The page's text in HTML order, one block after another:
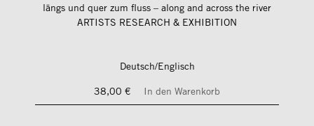
längs und quer zum fluss – along and across the river
ARTISTS RESEARCH & EXHIBITION
Deutsch/Englisch
38,00 €
In den Warenkorb